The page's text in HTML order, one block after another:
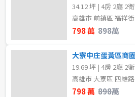
34.12 坪 | 4房 2廳 2衛
高雄市 前鎮區 福祥街
798 萬 898萬
19.69 坪 | 4房 2廳 2衛
高雄市 大寮區 四維路
798 萬 898萬